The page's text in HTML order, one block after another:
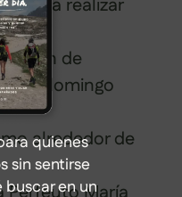
para realizar
de
del domingo
alrededor de
quienes
sin sentirse
buscar en un